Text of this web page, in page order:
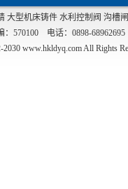
大型机床铸件 水利控制阀 沟槽
570100 电话：0898-
2030 www.hkldyq.comAll Rights